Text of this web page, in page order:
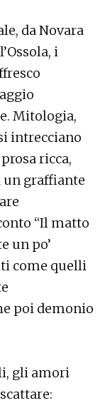
da Novara
i
Mitologia,
intrecciano
ricca,
un graffiante
“Il matto
un po’
come quelli
poi demonio
gli amori